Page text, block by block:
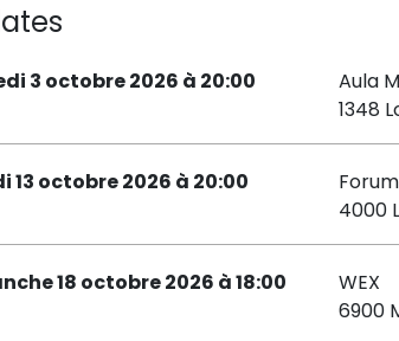
3 octobre 2026 à 20:00
Aula
1348
13 octobre 2026 à 20:00
4000
18 octobre 2026 à 18:00
WEX
6900